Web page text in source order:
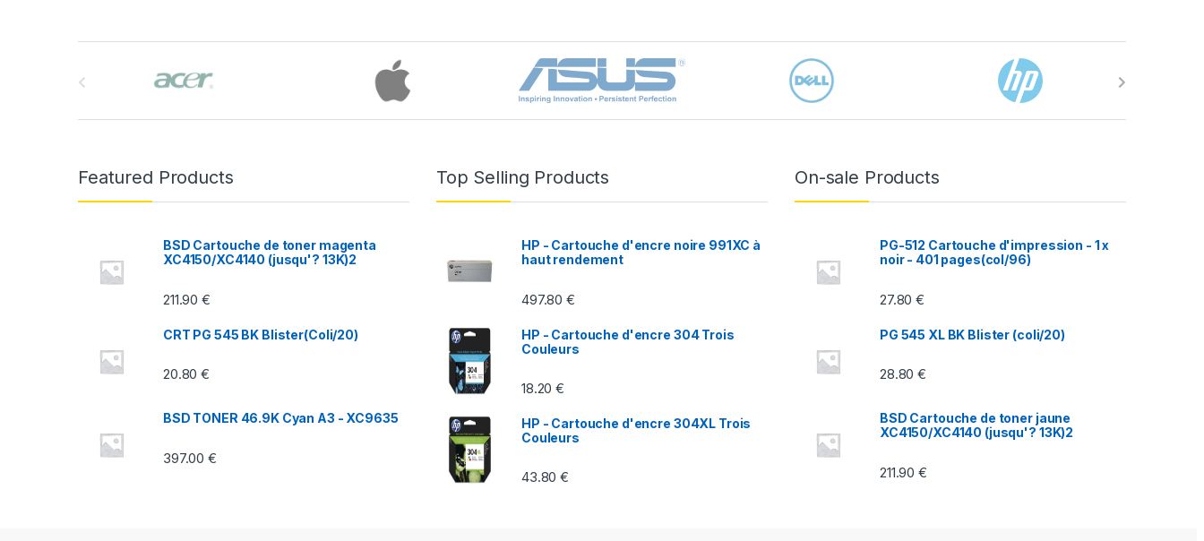
Featured Products
BSD Cartouche de toner magenta
XC4150/XC4140 (jusqu'? 13K)2
211.90€
CRT PG 545 BK Blister(Coli/20)
20.80€
BSD TONER 46.9K Cyan A3 - XC9635
397.00€
Top Selling Products
HP - Cartouche d'encre noire 991XC à
haut rendement
497.80€
HP - Cartouche d'encre 304 Trois
Couleurs
18.20€
HP - Cartouche d'encre 304XL Trois
Couleurs
43.80€
On-sale Products
PG-512 Cartouche d'impression - 1 x
noir - 401 pages(col/96)
27.80€
PG 545 XL BK Blister (coli/20)
28.80€
BSD Cartouche de toner jaune
XC4150/XC4140 (jusqu'? 13K)2
211.90€